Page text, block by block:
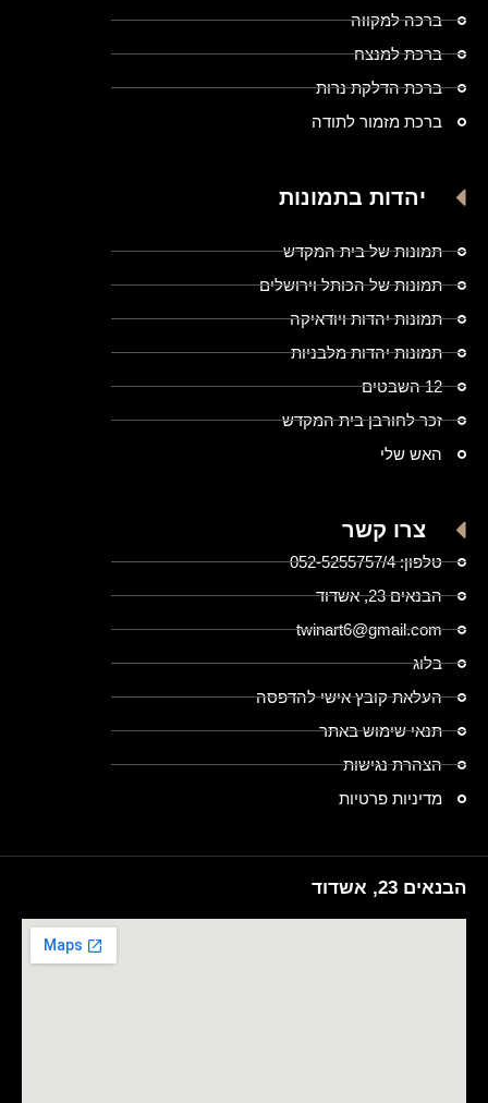
ברכה למקווה
ברכת למנצח
ברכת הדלקת נרות
ברכת מזמור לתודה
יהדות בתמונות
תמונות של בית המקדש
תמונות של הכותל וירושלים
תמונות יהדות ויודאיקה
תמונות יהדות מלבניות
12 השבטים
זכר לחורבן בית המקדש
האש שלי
צרו קשר
טלפון: 052-5255757/4
הבנאים 23, אשדוד
twinart6@gmail.com
בלוג
העלאת קובץ אישי להדפסה
תנאי שימוש באתר
הצהרת נגישות
מדיניות פרטיות
הבנאים 23, אשדוד